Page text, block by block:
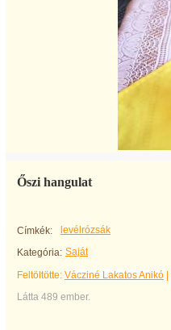
Őszi hangulat
Címkék:
levélrózsák
Kategória: Saját
Feltöltötte: Vácziné Lakatos Anikó
Látta 489 ember.